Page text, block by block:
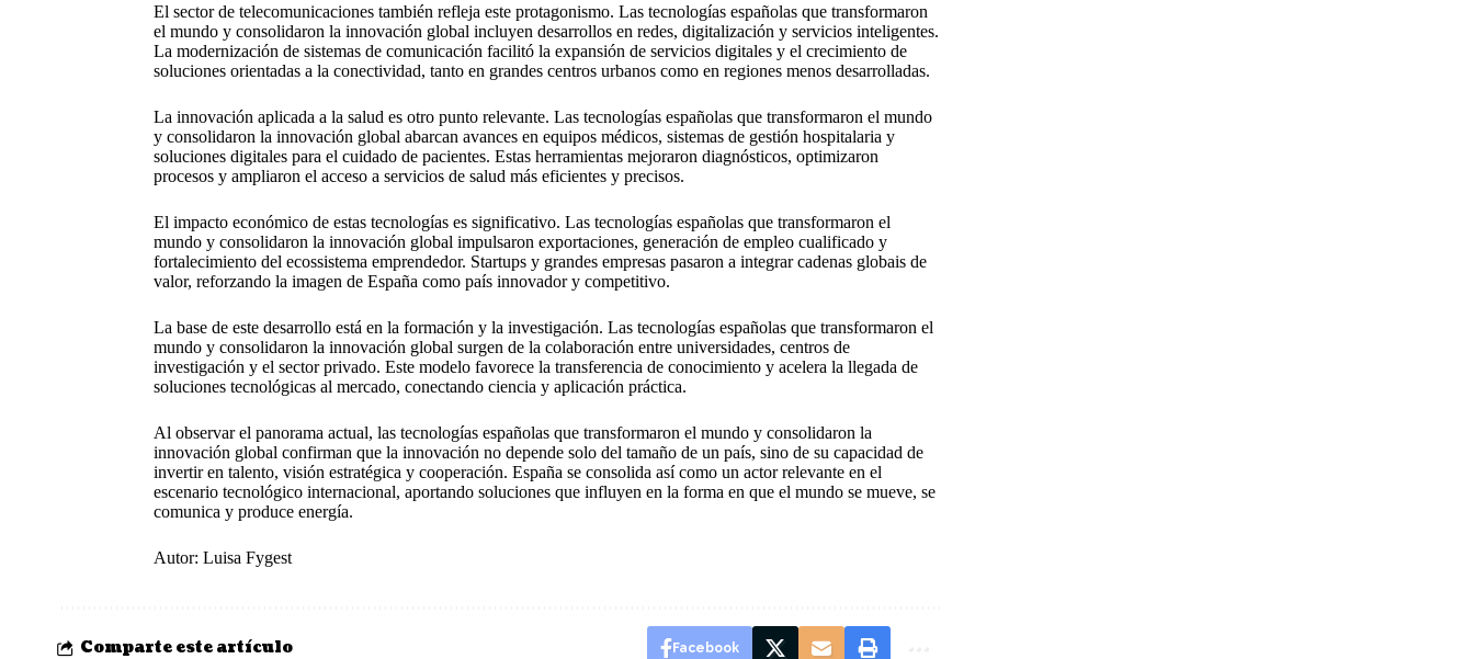
El sector de telecomunicaciones también refleja este protagonismo. Las tecnologías españolas que transformaron
el mundo y consolidaron la innovación global incluyen desarrollos en redes, digitalización y servicios inteligentes.
La modernización de sistemas de comunicación facilitó la expansión de servicios digitales y el crecimiento de
soluciones orientadas a la conectividad, tanto en grandes centros urbanos como en regiones menos desarrolladas.
La innovación aplicada a la salud es otro punto relevante. Las tecnologías españolas que transformaron el mundo
y consolidaron la innovación global abarcan avances en equipos médicos, sistemas de gestión hospitalaria y
soluciones digitales para el cuidado de pacientes. Estas herramientas mejoraron diagnósticos, optimizaron
procesos y ampliaron el acceso a servicios de salud más eficientes y precisos.
El impacto económico de estas tecnologías es significativo. Las tecnologías españolas que transformaron el
mundo y consolidaron la innovación global impulsaron exportaciones, generación de empleo cualificado y
fortalecimiento del ecossistema emprendedor. Startups y grandes empresas pasaron a integrar cadenas globais de
valor, reforzando la imagen de España como país innovador y competitivo.
La base de este desarrollo está en la formación y la investigación. Las tecnologías españolas que transformaron el
mundo y consolidaron la innovación global surgen de la colaboración entre universidades, centros de
investigación y el sector privado. Este modelo favorece la transferencia de conocimiento y acelera la llegada de
soluciones tecnológicas al mercado, conectando ciencia y aplicación práctica.
Al observar el panorama actual, las tecnologías españolas que transformaron el mundo y consolidaron la
innovación global confirman que la innovación no depende solo del tamaño de un país, sino de su capacidad de
invertir en talento, visión estratégica y cooperación. España se consolida así como un actor relevante en el
escenario tecnológico internacional, aportando soluciones que influyen en la forma en que el mundo se mueve, se
comunica y produce energía.
Autor: Luisa Fygest
Comparte este artículo Facebook